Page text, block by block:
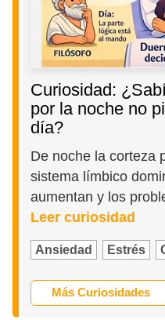
Curiosidad:
por la noche no
día?
De noche la corteza
sistema límbico
aumentan y los
Leer curiosidad
Ansiedad Estrés
Más Curiosidades